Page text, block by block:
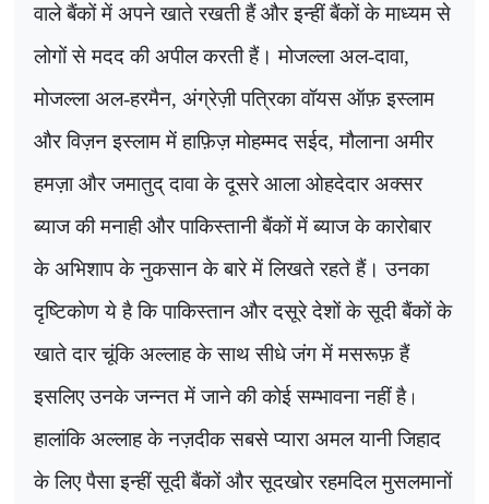
वाले बैंकों में अपने खाते रखती हैं और इन्हीं बैंकों के माध्यम से
लोगों से मदद की अपील करती हैं। मोजल्ला अल-दावा,
मोजल्ला अल-हरमैन, अंग्रेज़ी पत्रिका वॉयस ऑफ़ इस्लाम
और विज़न इस्लाम में हाफ़िज़ मोहम्मद सईद, मौलाना अमीर
हमज़ा और जमातुद् दावा के दूसरे आला ओहदेदार अक्सर
ब्याज की मनाही और पाकिस्तानी बैंकों में ब्याज के कारोबार
के अभिशाप के नुकसान के बारे में लिखते रहते हैं। उनका
दृष्टिकोण ये है कि पाकिस्तान और दसूरे देशों के सूदी बैंकों के
खाते दार चूंकि अल्लाह के साथ सीधे जंग में मसरूफ़ हैं
इसलिए उनके जन्नत में जाने की कोई सम्भावना नहीं है।
हालांकि अल्लाह के नज़दीक सबसे प्यारा अमल यानी जिहाद
के लिए पैसा इन्हीं सूदी बैंकों और सूदखोर रहमदिल मुसलमानों